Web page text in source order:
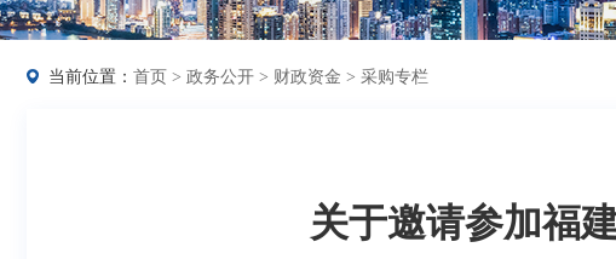
当前位置： 首页 > 政务公开 > 财政资金 > 采购专栏
关于邀请参加福